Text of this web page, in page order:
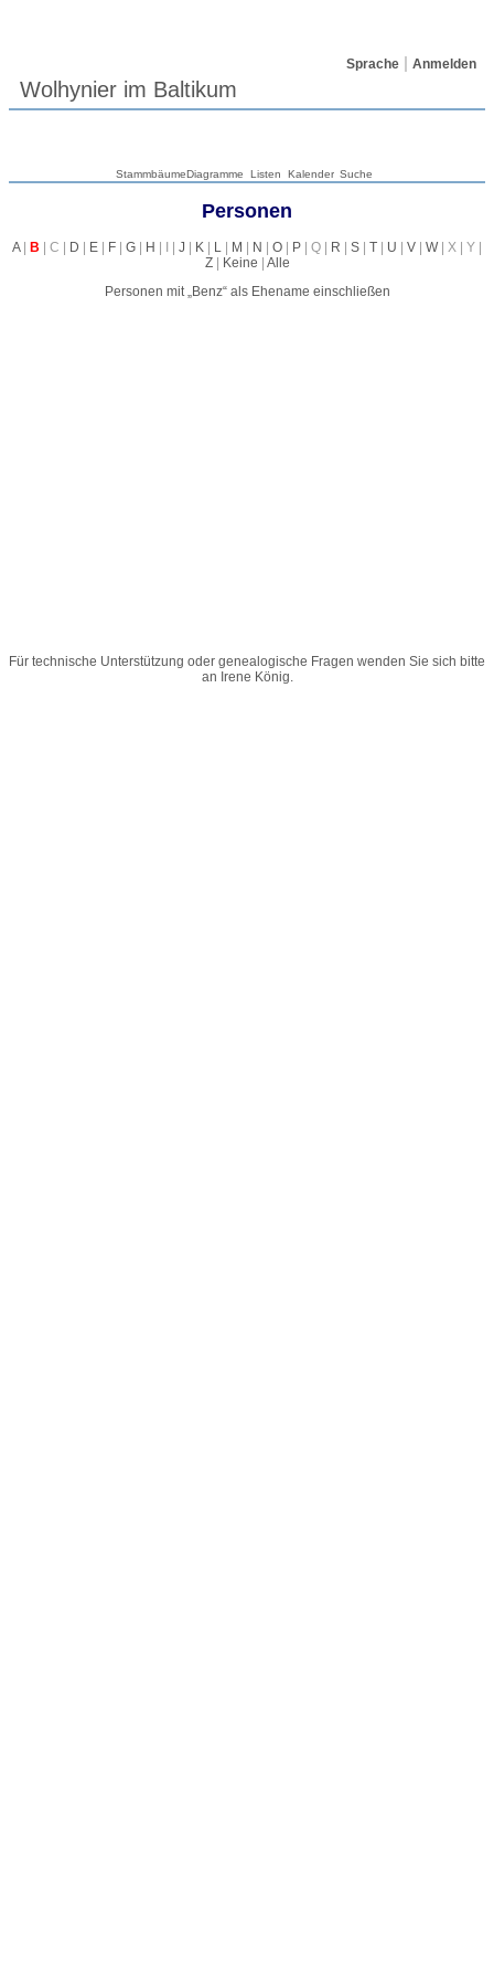
Sprache Anmelden
Wolhynier im Baltikum
StammbäumeDiagramme Listen Kalender Suche
Personen
A| B | C | D | E | F | G | H | I | J | K | L | M | N | O | P | Q | R | S | T | U | V | W| X | Y |
Z| Keine | Alle
Personen mit „Benz“ als Ehename einschließen
Für technische Unterstützung oder genealogische Fragen wenden Sie sich bitte
an Irene König.